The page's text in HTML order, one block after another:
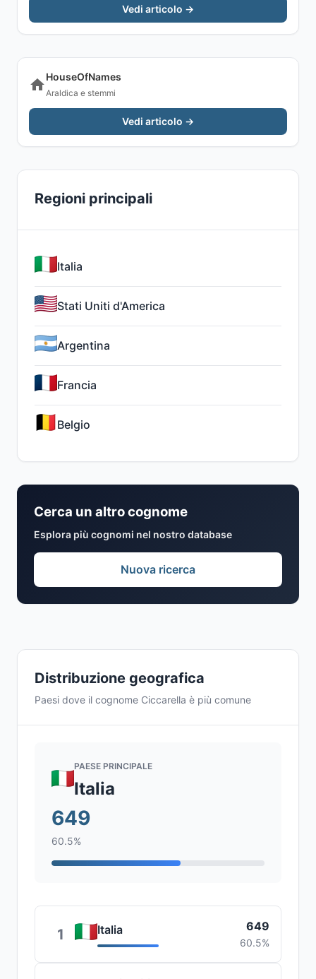
Distribuzione geografica
Paesi dove il cognome Ciccarella è più comune
PAESE PRINCIPALE
Italia
649
60.5%
1 Italia 649
60.5%
Vedi articolo →
HouseOfNames
Araldica e stemmi
Vedi articolo →
Regioni principali
Italia
Stati Uniti d'America
Argentina
Francia
Belgio
Cerca un altro cognome
Esplora più cognomi nel nostro database
Nuova ricerca